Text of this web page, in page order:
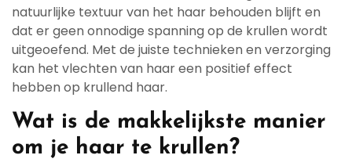
natuurlijke textuur van het haar behouden blijft en
dat er geen onnodige spanning op de krullen wordt
uitgeoefend. Met de juiste technieken en verzorging
kan het vlechten van haar een positief effect
hebben op krullend haar.
Wat is de makkelijkste manier
om je haar te krullen?